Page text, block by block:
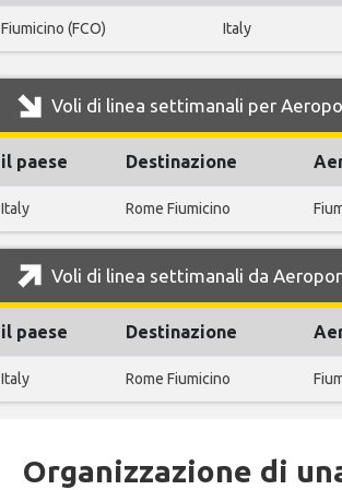
Fiumicino (FCO) Italy
Voli di linea settimanali per
il paese Destinazione
Italy Rome Fiumicino
Voli di linea settimanali da
il paese Destinazione
Italy Rome Fiumicino
Organizzazione di